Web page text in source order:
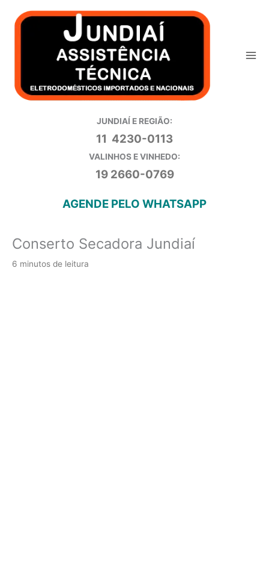
para
JUNDIAÍ E REGIÃO:
11 4230-0113
VALINHOS E VINHEDO:
19 2660-0769
AGENDE PELO WHATSAPP
Conserto Secadora Jundiaí
6 minutos de leitura